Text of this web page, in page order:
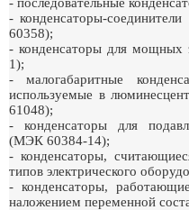
- конденсаторы-
60358);
- конденсаторы для
1);
- малогабаритные
используемые в
61048);
- конденсаторы для
(МЭК 60384-14);
- конденсаторы,
типов электрического
- конденсаторы,
наложением переменной